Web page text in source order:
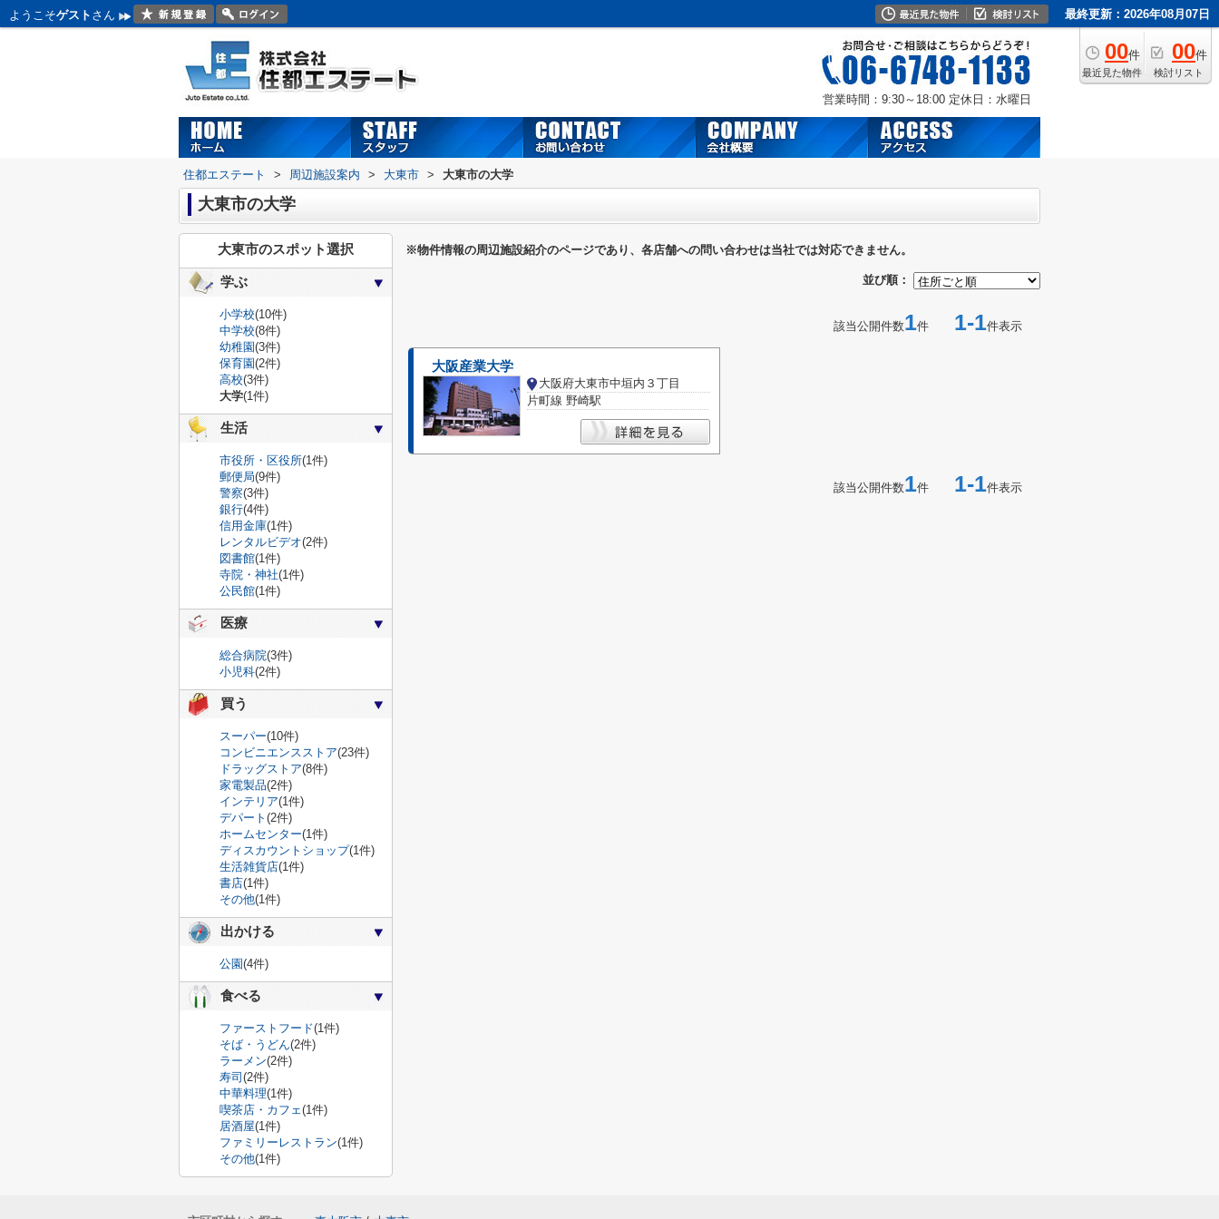
ようこそゲスト さん 最終更新：2026年08月07日
00件
最近見た物件
00件
検討リスト
営業時間：9:30～18:00 定休日：水曜日
住都エステート > 周辺施設案内 > 大東市 > 大東市の大学
大東市の大学
※物件情報の周辺施設紹介のページであり、各店舗への問い合わせは当社では対応できません。
並び順：
該当公開件数1件 1-1件表示
大阪産業大学
大阪府大東市中垣内３丁目
片町線 野崎駅
該当公開件数1件 1-1件表示
大東市のスポット選択
学ぶ
小学校(10件)
中学校(8件)
幼稚園(3件)
保育園(2件)
高校(3件)
大学(1件)
生活
市役所・区役所(1件)
郵便局(9件)
警察(3件)
銀行(4件)
信用金庫(1件)
レンタルビデオ(2件)
図書館(1件)
寺院・神社(1件)
公民館(1件)
医療
総合病院(3件)
小児科(2件)
買う
スーパー(10件)
コンビニエンスストア(23件)
ドラッグストア(8件)
家電製品(2件)
インテリア(1件)
デパート (2件)
ホームセンター(1件)
ディスカウントショップ(1件)
生活雑貨店(1件)
書店(1件)
その他(1件)
出かける
公園(4件)
食べる
ファーストフード(1件)
そば・うどん(2件)
ラーメン(2件)
寿司 (2件)
中華料理(1件)
喫茶店・カフェ(1件)
居酒屋(1件)
ファミリーレストラン(1件)
その他(1件)